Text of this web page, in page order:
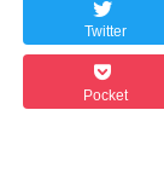
Twitter
Pocket